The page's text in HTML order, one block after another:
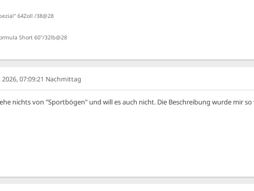
64Zoll /38@28
Short 60"/32lb@28
07:09:21 Nachmittag
nichts von "Sportbögen" und will es auch nicht. Die Beschreibung wurde mir